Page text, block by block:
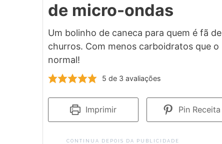
de micro-ondas
Um bolinho de caneca para quem é fã de
churros. Com menos carboidratos que o
normal!
5 de 3 avaliações
Imprimir Pin Receita
CONTINUA DEPOIS DA PUBLICIDADE